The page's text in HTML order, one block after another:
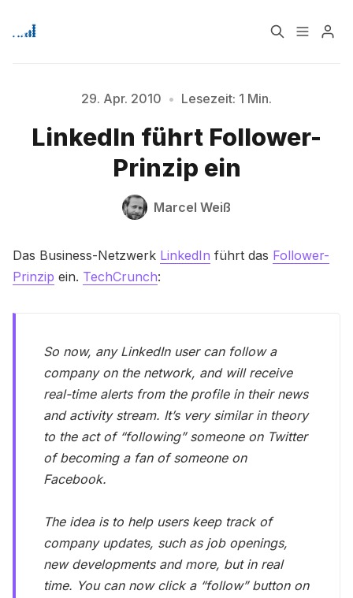
Signup
Bitte geben Sie mindestens 3 Zeichen ein
29. Apr. 2010 • Lesezeit: 1 Min.
LinkedIn führt Follower-
Prinzip ein
Marcel Weiß
Das Business-Netzwerk LinkedIn führt das Follower-
Prinzip ein. TechCrunch:
So now, any LinkedIn user can follow a
company on the network, and will receive
real-time alerts from the profile in their news
and activity stream. It’s very similar in theory
to the act of “following” someone on Twitter
of becoming a fan of someone on
Facebook.
The idea is to help users keep track of
company updates, such as job openings,
new developments and more, but in real
time. You can now click a “follow” button on